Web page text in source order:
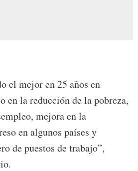
el mejor en 25 años en
en la reducción de la pobreza,
mejora en la
en algunos países y
de puestos de trabajo”,